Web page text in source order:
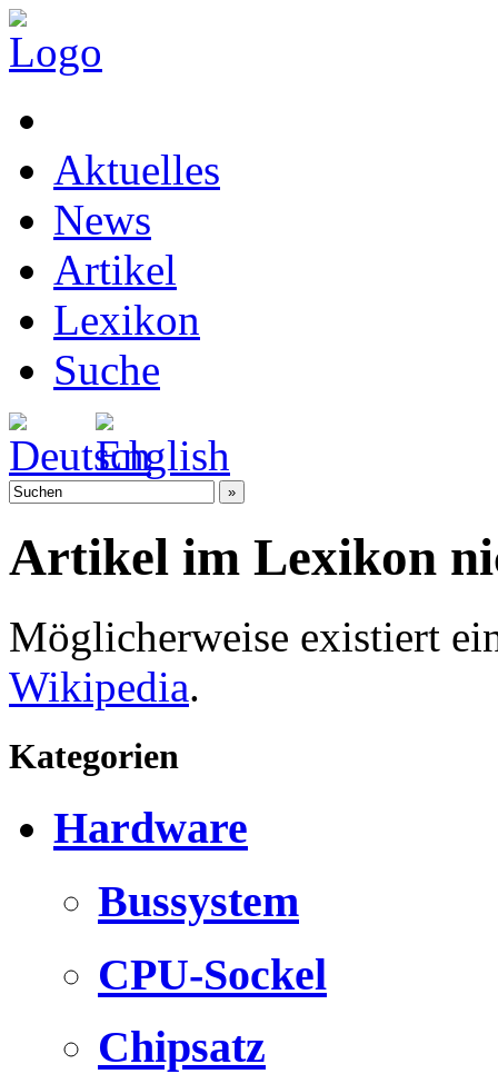
Aktuelles
News
Artikel
Lexikon
Suche
Artikel im Lexikon
Möglicherweise existiert
Wikipedia.
Kategorien
Hardware
Bussystem
CPU-Sockel
Chipsatz